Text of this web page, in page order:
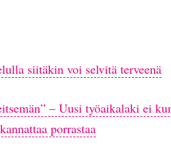
siitäkin voi selvitä terveenä
– Uusi työaikalaki ei
porrastaa